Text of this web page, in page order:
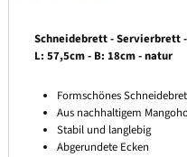
Schneidebrett - Servierbrett
L: 57,5cm - B: 18cm - natur
Formschönes
Aus nachhaltigem
Stabil und langlebig
Abgerundete Ecken